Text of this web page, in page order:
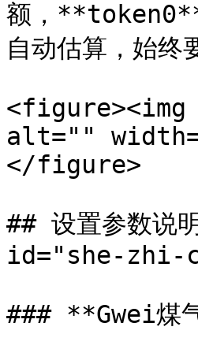
额，
自动估算，始
<figure><img
alt=""
</figure>
## 设置参数
id="she-zhi-
### **Gwei煤